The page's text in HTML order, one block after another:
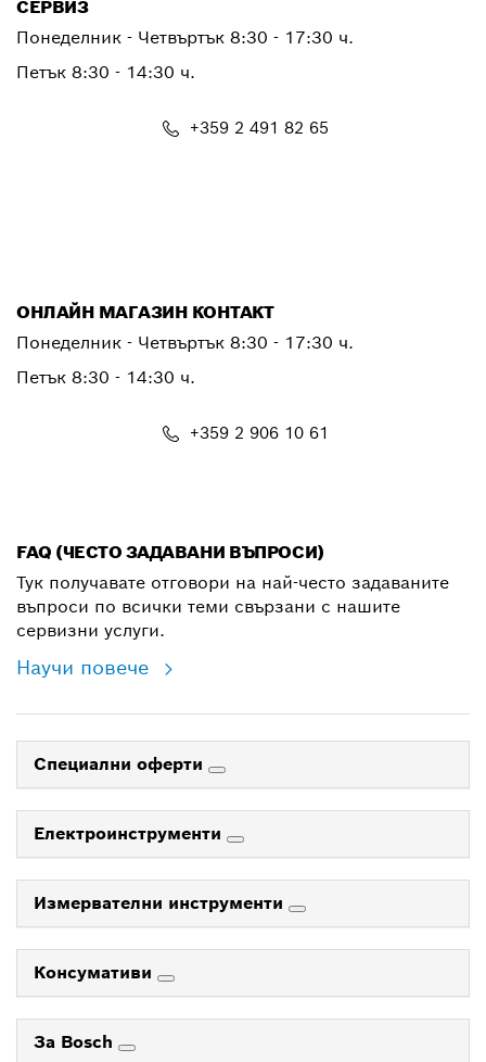
СЕРВИЗ
Понеделник - Четвъртък 8:30 - 17:30 ч.
Петък 8:30 - 14:30 ч.
+359 2 491 82 65
ОНЛАЙН МАГАЗИН КОНТАКТ
Понеделник - Четвъртък 8:30 - 17:30 ч.
Петък 8:30 - 14:30 ч.
+359 2 906 10 61
FAQ (ЧЕСТО ЗАДАВАНИ ВЪПРОСИ)
Тук получавате отговори на най-често задаваните
въпроси по всички теми свързани с нашите
сервизни услуги.
Научи повече
Специални оферти
Електроинструменти
Измервателни инструменти
Консумативи
За Bosch